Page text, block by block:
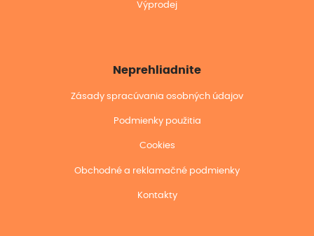
Výprodej
Neprehliadnite
Zásady spracúvania osobných údajov
Podmienky použitia
Cookies
Obchodné a reklamačné podmienky
Kontakty